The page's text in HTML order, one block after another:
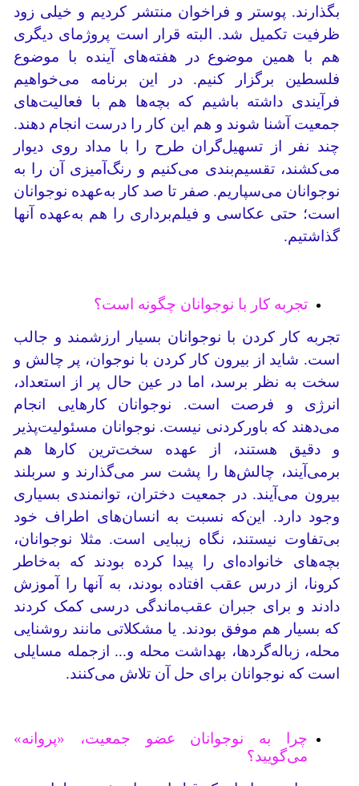
بگذارند. پوستر و فراخوان منتشر کردیم و خیلی زود
ظرفیت تکمیل شد. البته قرار است پروژمای دیگری
هم با همین موضوع در هفته‌های آینده با موضوع
فلسطین برگزار کنیم. در این برنامه می‌خواهیم
فرآیندی داشته باشیم که بچه‌ها هم با فعالیت‌های
جمعیت آشنا شوند و هم این کار را درست انجام دهند.
چند نفر از تسهیل‌گران طرح را با مداد روی دیوار
می‌کشند، تقسیم‌بندی می‌کنیم و رنگ‌آمیزی آن را به
نوجوانان می‌سپاریم. صفر تا صد کار به‌عهده نوجوانان
است؛ حتی عکاسی و فیلم‌برداری را هم به‌عهده آنها
گذاشتیم.
تجربه کار با نوجوانان چگونه است؟
تجربه کار کردن با نوجوانان بسیار ارزشمند و جالب
است. شاید از بیرون کار کردن با نوجوان، پر چالش و
سخت به نظر برسد، اما در عین حال پر از استعداد،
انرژی و فرصت است. نوجوانان کارهایی انجام
می‌دهند که باورکردنی نیست. نوجوانان مسئولیت‌پذیر
و دقیق هستند، از عهده سخت‌ترین کارها هم
برمی‌آیند، چالش‌ها را پشت سر می‌گذارند و سربلند
بیرون می‌آیند. در جمعیت دختران، توانمندی بسیاری
وجود دارد. این‌که نسبت به انسان‌های اطراف خود
بی‌تفاوت نیستند، نگاه زیبایی است. مثلا نوجوانان،
بچه‌های خانواده‌ای را پیدا کرده بودند که به‌خاطر
کرونا، از درس عقب افتاده بودند، به آنها را آموزش
دادند و برای جبران عقب‌ماندگی درسی کمک کردند
که بسیار هم موفق بودند. یا مشکلاتی مانند روشنایی
محله، زباله‌گردها، بهداشت محله و... ازجمله مسایلی
است که نوجوانان برای حل آن تلاش می‌کنند.
چرا به نوجوانان عضو جمعیت، «پروانه»
می‌گویید؟